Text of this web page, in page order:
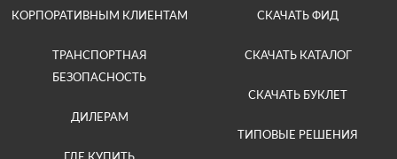
КОРПОРАТИВНЫМ КЛИЕНТАМ
ТРАНСПОРТНАЯ
БЕЗОПАСНОСТЬ
ДИЛЕРАМ
СКАЧАТЬ ФИД
СКАЧАТЬ КАТАЛОГ
СКАЧАТЬ БУКЛЕТ
ТИПОВЫЕ РЕШЕНИЯ